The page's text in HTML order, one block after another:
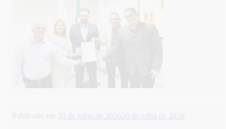
Publicado em 20 de julho de 2026 20 de julho de 2026